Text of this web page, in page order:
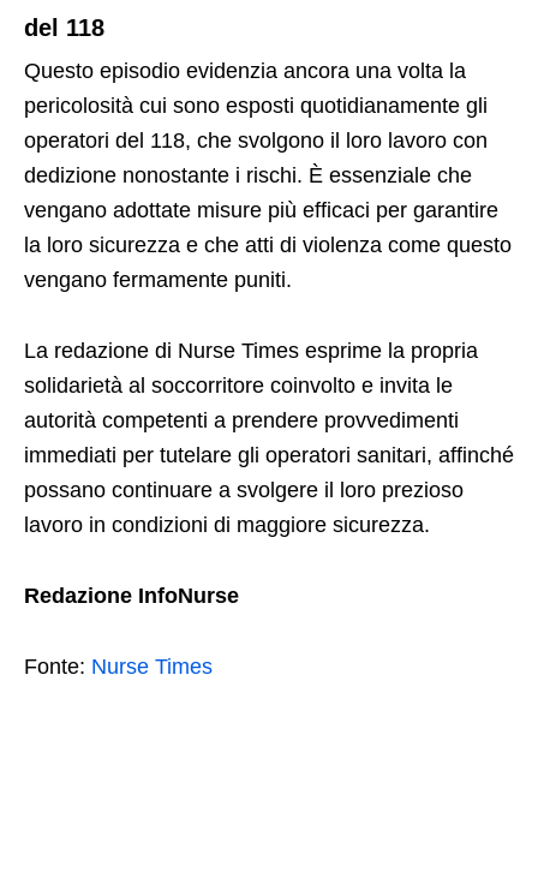
del 118
Questo episodio evidenzia ancora una volta la
pericolosità cui sono esposti quotidianamente gli
operatori del 118, che svolgono il loro lavoro con
dedizione nonostante i rischi. È essenziale che
vengano adottate misure più efficaci per garantire
la loro sicurezza e che atti di violenza come questo
vengano fermamente puniti.
La redazione di Nurse Times esprime la propria
solidarietà al soccorritore coinvolto e invita le
autorità competenti a prendere provvedimenti
immediati per tutelare gli operatori sanitari, affinché
possano continuare a svolgere il loro prezioso
lavoro in condizioni di maggiore sicurezza.
Redazione InfoNurse
Fonte: Nurse Times